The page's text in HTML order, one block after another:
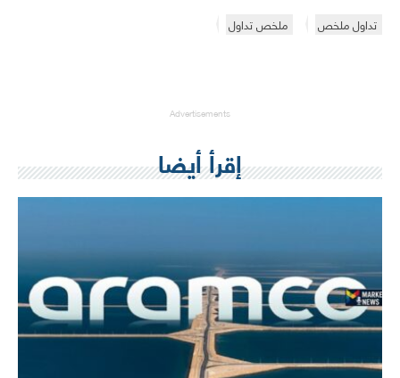
تداول ملخص ملخص تداول
Advertisements
إقرأ أيضا